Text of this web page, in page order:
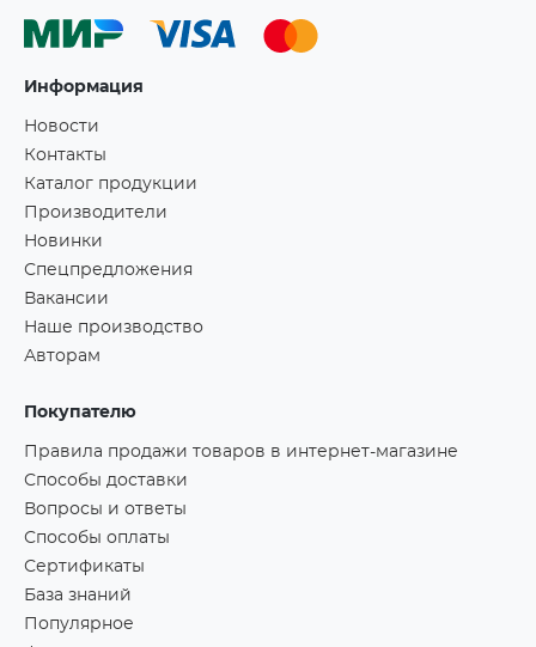
Информация
Новости
Контакты
Каталог продукции
Производители
Новинки
Спецпредложения
Вакансии
Наше производство
Авторам
Покупателю
Правила продажи товаров в интернет-магазине
Способы доставки
Вопросы и ответы
Способы оплаты
Сертификаты
База знаний
Популярное